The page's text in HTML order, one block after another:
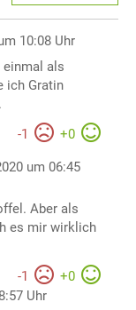
10:08 Uhr
einmal als
ich Gratin
-1 +0
um 06:45
Aber als
es mir wirklich
-1 +0
Uhr